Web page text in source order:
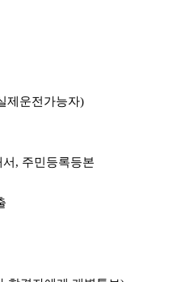
제운전가능자)
, 주민등록등본